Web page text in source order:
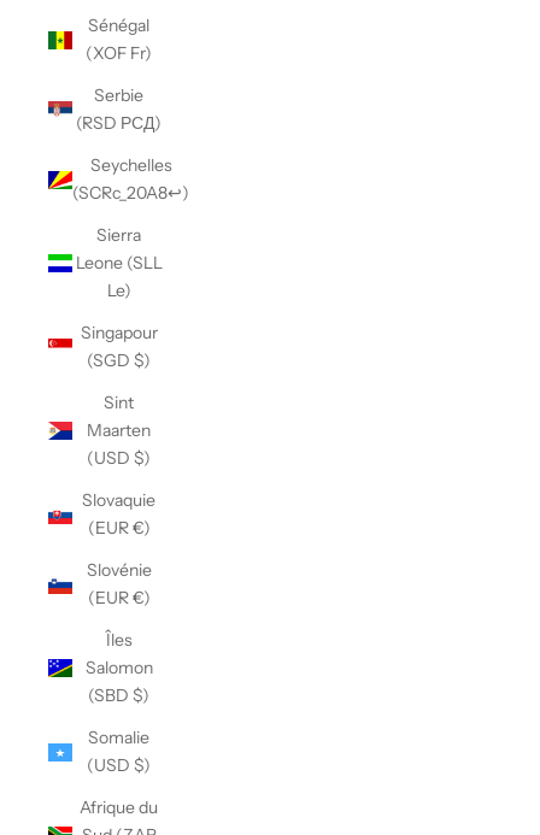
Sénégal
(XOF Fr)
Serbie
(RSD РСД)
Seychelles
(SCRc_20A8↩)
Sierra
Leone (SLL
Le)
Singapour
(SGD $)
Sint
Maarten
(USD $)
Slovaquie
(EUR €)
Slovénie
(EUR €)
Îles
Salomon
(SBD $)
Somalie
(USD $)
Afrique du